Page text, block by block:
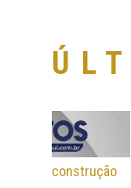
construção